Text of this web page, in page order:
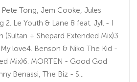
Tong, Jem Cooke, Jules
2. Le Youth & Lane 8 feat. Jyll - I
(Sultan + Shepard Extended Mix)3.
love4. Benson & Niko The Kid -
Mix)6. MORTEN - Good God
Benassi, The Biz - S...